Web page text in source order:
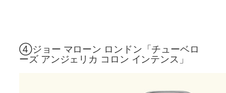
④ジョー マローン ロンドン「チューベロ
ーズ アンジェリカ コロン インテンス」